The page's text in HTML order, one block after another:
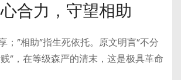
合力，守望相助
；”相助”指生死依托。原文明言”不分
”，在等级森严的清末，这是极具革命